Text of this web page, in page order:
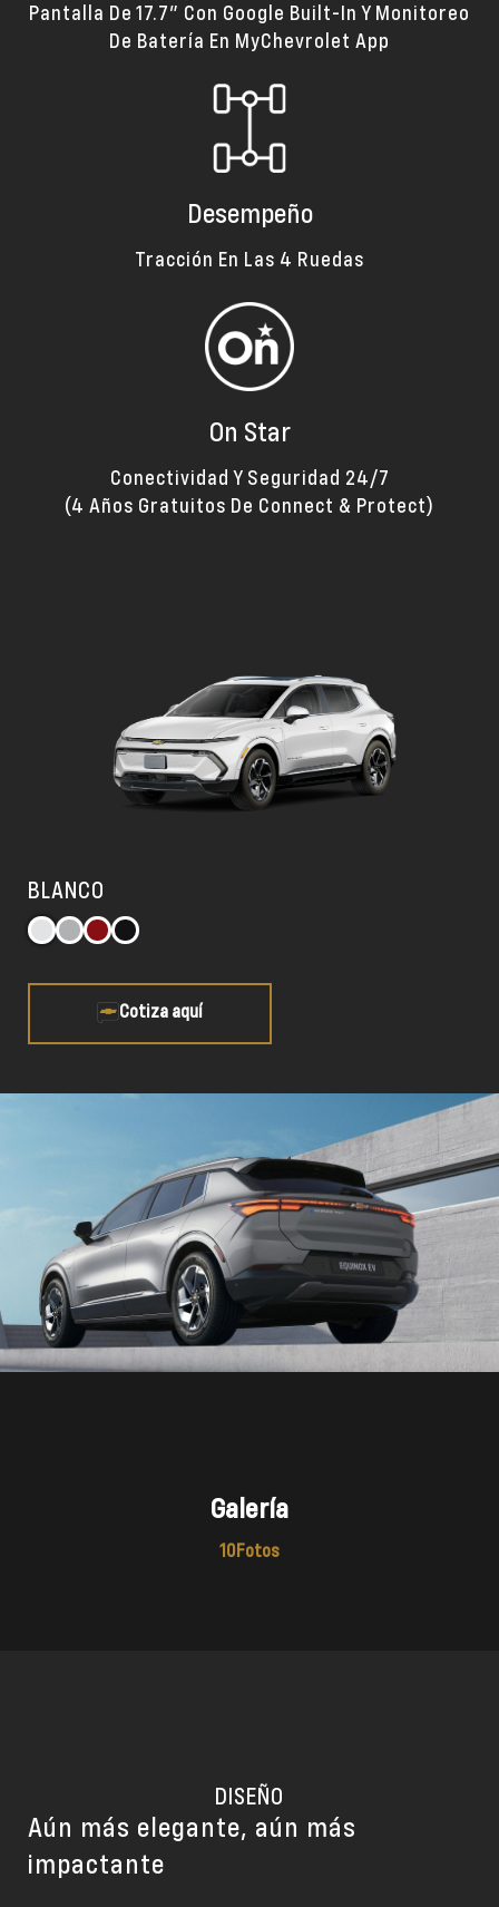
Pantalla De 17.7” Con Google Built-In Y Monitoreo
De Batería En MyChevrolet App
Desempeño
Tracción En Las 4 Ruedas
On Star
Conectividad Y Seguridad 24/7
(4 Años Gratuitos De Connect & Protect)
BLANCO
Cotiza aquí
10
DISEÑO
Aún más elegante, aún más
impactante